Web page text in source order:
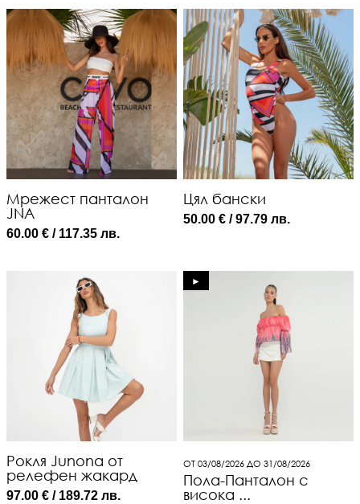
Мрежест панталон
JNA
60.00 € / 117.35 лв.
Цял бански
50.00 € / 97.79 лв.
Рокля Junona от
релефен жакард
97.00 € / 189.72 лв.
►
ОТ 03/08/2026 ДО 31/08/2026
Пола-Панталон с
висока ...